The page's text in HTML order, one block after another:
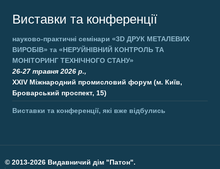
Виставки та конференції
науково-практичні семінари «3D ДРУК МЕТАЛЕВИХ
ВИРОБІВ» та «НЕРУЙНІВНИЙ КОНТРОЛЬ ТА
МОНІТОРИНГ ТЕХНІЧНОГО СТАНУ»
26-27 травня 2026 р.,
XXIV Міжнародний промисловий форум (м. Київ,
Броварський проспект, 15)
Виставки та конференції, які вже відбулись
© 2013-2026 Видавничий дім "Патон".